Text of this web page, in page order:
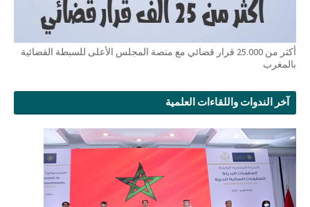
أكثر من 25.000 قرار قضائي مع منصة المجلس الأعلى للسبطة القضائية
بالمغرب
آخر الندوات واللقاءات العلمية